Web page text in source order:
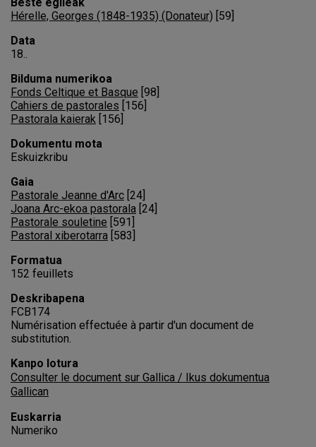
Hérelle, Georges (1848-1935) (Donateur) 59
Data
18..
Bilduma numerikoa
Fonds Celtique et Basque 98
Cahiers de pastorales 156
Pastorala kaierak 156
Dokumentu mota
Eskuizkribu
Gaia
Pastorale Jeanne d'Arc 24
Joana Arc-ekoa pastorala 24
Pastorale souletine 591
Pastoral xiberotarra 583
Formatua
152 feuillets
Deskribapena
FCB174
Numérisation effectuée à partir d'un document de
substitution.
Kanpo lotura
Consulter le document sur Gallica / Ikus dokumentua
Gallican
Euskarria
Numeriko